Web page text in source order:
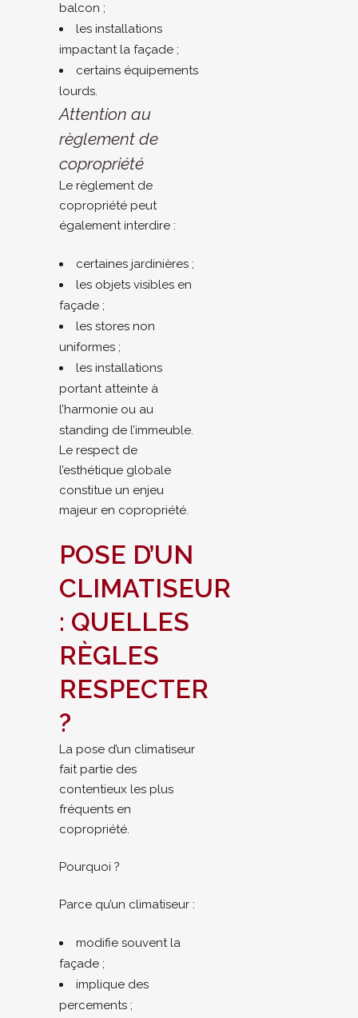
balcon ;
les installations
impactant la façade ;
certains équipements
lourds.
Attention au
règlement de
copropriété
Le règlement de
copropriété peut
également interdire :
certaines jardinières ;
les objets visibles en
façade ;
les stores non
uniformes ;
les installations
portant atteinte à
l’harmonie ou au
standing de l’immeuble.
Le respect de
l’esthétique globale
constitue un enjeu
majeur en copropriété.
POSE D’UN
CLIMATISEUR
: QUELLES
RÈGLES
RESPECTER
?
La pose d’un climatiseur
fait partie des
contentieux les plus
fréquents en
copropriété.
Pourquoi ?
Parce qu’un climatiseur :
modifie souvent la
façade ;
implique des
percements ;